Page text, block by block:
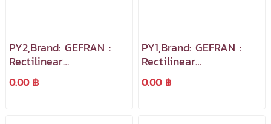
PY2,Brand: GEFRAN :
Rectilinear
Displacement
Transducer ย่านวัดได้
0.00 ฿
PY1,Brand: GEFRAN :
Rectilinear
Displacement
Transducer ย่านวัดได้
0.00 ฿